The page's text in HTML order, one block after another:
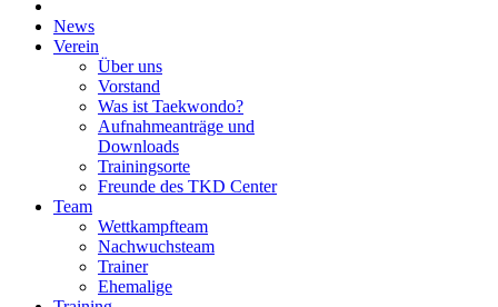
News
Verein
Über uns
Vorstand
Was ist Taekwondo?
Aufnahmeanträge und
Downloads
Trainingsorte
Freunde des TKD Center
Team
Wettkampfteam
Nachwuchsteam
Trainer
Ehemalige